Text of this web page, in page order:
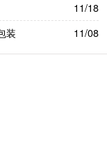
11/18
装
11/08